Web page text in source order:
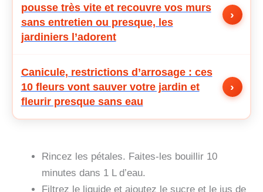
pousse très vite et recouvre vos murs
sans entretien ou presque, les
jardiniers l’adorent
›
Canicule, restrictions d’arrosage : ces
10 fleurs vont sauver votre jardin et
fleurir presque sans eau
›
Rincez les pétales. Faites-les bouillir 10
minutes dans 1 L d’eau.
Filtrez le liquide et ajoutez le sucre et le jus de